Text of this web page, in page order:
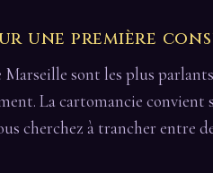
une première
sont les plus
La cartomancie convient
cherchez à trancher entre